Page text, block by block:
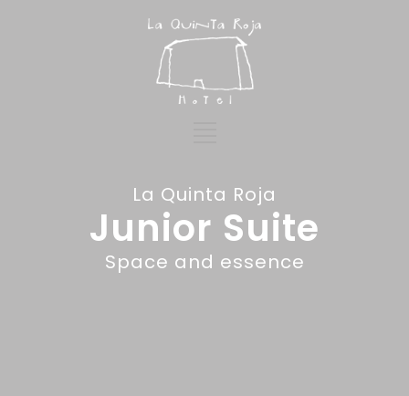
La Quinta Roja
Junior Suite
Space and essence